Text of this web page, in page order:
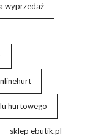
wyprzedaż
hurtowego
sklep ebutik.pl